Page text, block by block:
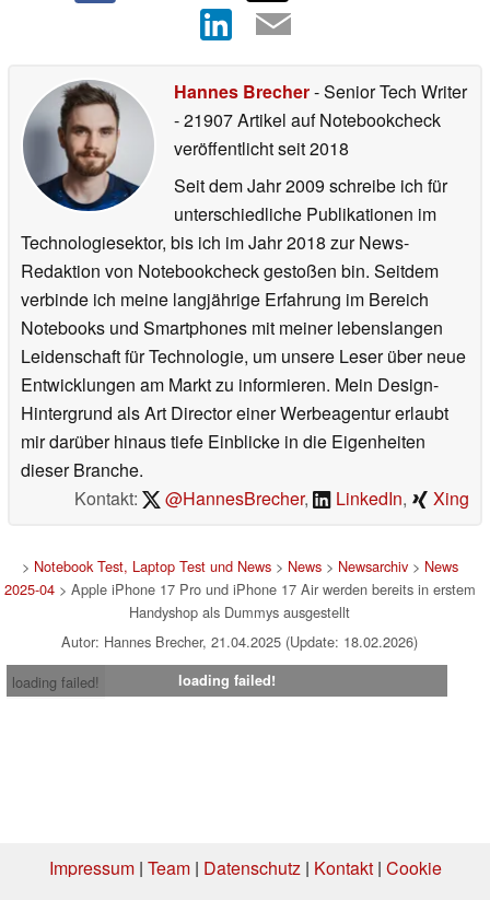
Hannes Brecher- Senior Tech Writer
- 21907 Artikel auf Notebookcheck
veröffentlichtseit 2018
Seit dem Jahr 2009 schreibe ich für
unterschiedliche Publikationen im
Technologiesektor, bis ich im Jahr 2018 zur News-
Redaktion von Notebookcheck gestoßen bin. Seitdem
verbinde ich meine langjährige Erfahrung im Bereich
Notebooks und Smartphones mit meiner lebenslangen
Leidenschaft für Technologie, um unsere Leser über neue
Entwicklungen am Markt zu informieren. Mein Design-
Hintergrund als Art Director einer Werbeagentur erlaubt
mir darüber hinaus tiefe Einblicke in die Eigenheiten
dieser Branche.
Kontakt:
@HannesBrecher, LinkedIn, Xing
> Notebook Test, Laptop Test und News> News> Newsarchiv> News
2025-04> Apple iPhone 17 Pro und iPhone 17 Air werden bereits in erstem
Handyshop als Dummys ausgestellt
Autor: Hannes Brecher, 21.04.2025 (Update: 18.02.2026)
loading failed!
loading failed!
Impressum| Team| Datenschutz| Kontakt| Cookie